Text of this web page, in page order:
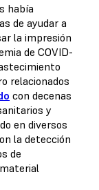
había
de ayudar a
la impresión
de COVID-
relacionados
con decenas
y
en diversos
la detección
de